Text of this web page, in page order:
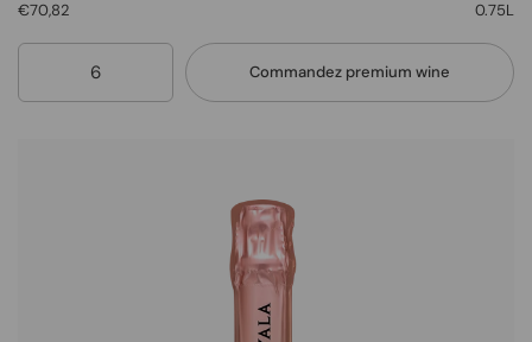
€70,82
0.75L
Commandez premium wine